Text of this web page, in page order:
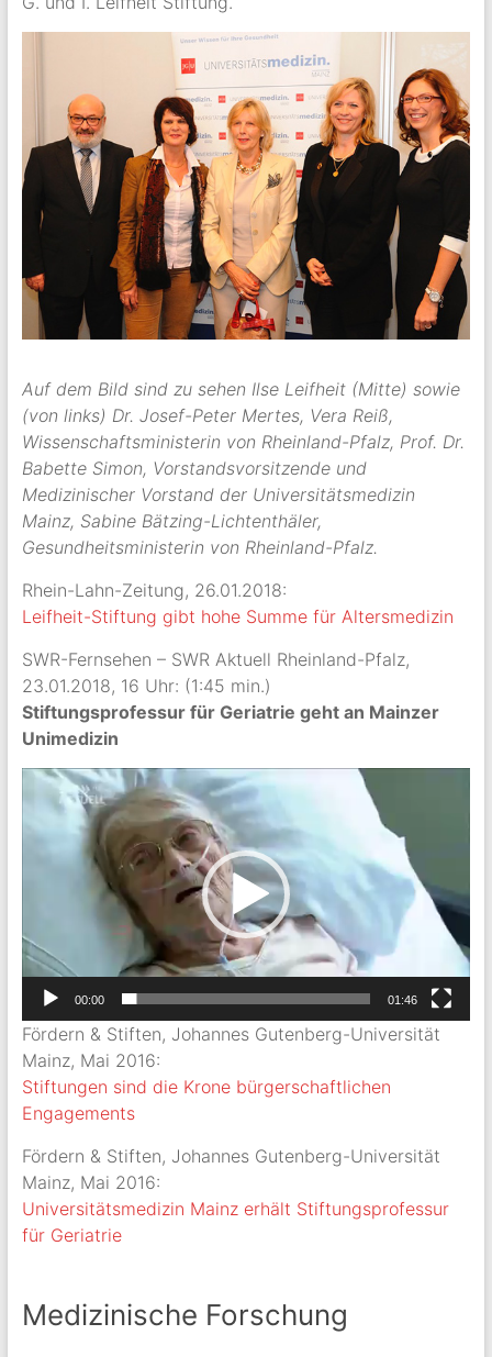
Auf dem Bild sind zu sehen Ilse Leifheit (Mitte) sowie
(von links) Dr. Josef-Peter Mertes, Vera Reiß,
Wissenschaftsministerin von Rheinland-Pfalz, Prof. Dr.
Babette Simon, Vorstandsvorsitzende und
Medizinischer Vorstand der Universitätsmedizin
Mainz, Sabine Bätzing-Lichtenthäler,
Gesundheitsministerin von Rheinland-Pfalz.
Rhein-Lahn-Zeitung, 26.01.2018:
Leifheit-Stiftung gibt hohe Summe für Altersmedizin
SWR-Fernsehen – SWR Aktuell Rheinland-Pfalz,
23.01.2018, 16 Uhr: (1:45 min.)
Stiftungsprofessur für Geriatrie geht an Mainzer
Unimedizin
Video-
Player
00:00 01:46
Fördern & Stiften, Johannes Gutenberg-Universität
Mainz, Mai 2016:
Stiftungen sind die Krone bürgerschaftlichen
Engagements
Fördern & Stiften, Johannes Gutenberg-Universität
Mainz, Mai 2016:
Universitätsmedizin Mainz erhält Stiftungsprofessur
für Geriatrie
Medizinische Forschung